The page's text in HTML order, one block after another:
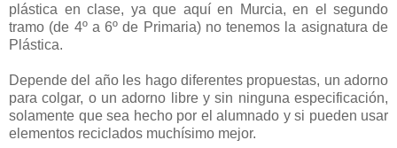
plástica en clase, ya que aquí en Murcia, en el segundo
tramo (de 4º a 6º de Primaria) no tenemos la asignatura de
Plástica.
Depende del año les hago diferentes propuestas, un adorno
para colgar, o un adorno libre y sin ninguna especificación,
solamente que sea hecho por el alumnado y si pueden usar
elementos reciclados muchísimo mejor.